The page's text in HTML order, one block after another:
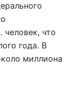
человек, что
года. В
миллиона